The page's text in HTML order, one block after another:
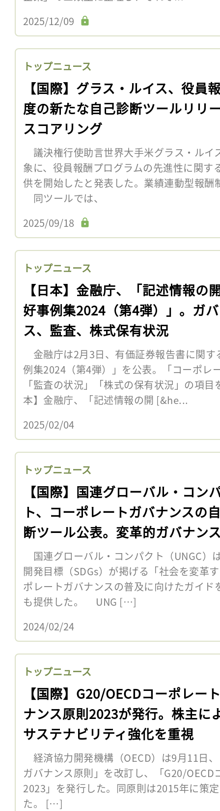
2025/12/09
トップニュース
【国際】グラス・ルイス、役員
度の新たな自己診断ツールリリ
スコアリング
議決権行使助言世界大手米グラス・ルイ
象に、役員報酬プログラムの先進性に関す
供を開始したと発表した。業績連動型報酬
同ツールでは、
2025/09/18
トップニュース
【日本】金融庁、「記述情報の
好事例集2024（第4弾）」。ガ
ス、監査、株式保有状況
金融庁は2月3日、有価証券報告書に関す
例集2024（第4弾）」を公表。「コーポレ
「監査の状況」「株式の保有状況」の項
本】金融庁、「記述情報の開 [&he...
2025/02/04
トップニュース
【国際】国連グローバル・コン
ト、コーポレートガバナンスの
断ツール公表。変革的ガバナン
国連グローバル・コンパクト（UNGC）
開発目標（SDGs）が掲げる「社会を変革
ポレートガバナンスの普及に向けたガイ
も提供した。 UNG […]
2024/02/24
トップニュース
【国際】G20/OECDコーポレー
ナンス原則2023が発行。株主に
サステナビリティ強化を重視
経済協力開発機構（OECD）は9月11日
ガバナンス原則」を改訂し、「G20/
2023」を発行した。同原則は2015年に策
た。 […]